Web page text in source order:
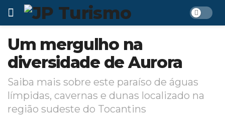
Um mergulho na
diversidade de Aurora
Saiba mais sobre este paraíso de águas
límpidas, cavernas e dunas localizado na
região sudeste do Tocantins